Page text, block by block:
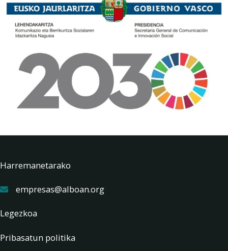
Harremanetarako
empresas@alboan.org
Legezkoa
Pribasatun politika